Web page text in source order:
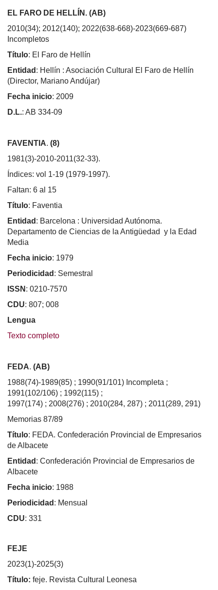
EL FARO DE HELLÍN. (AB)
2010(34); 2012(140); 2022(638-668)-2023(669-687)
Incompletos
Título: El Faro de Hellín
Entidad : Hellín : Asociación Cultural El Faro de Hellín
(Director, Mariano Andújar)
Fecha inicio: 2009
D.L.: AB 334-09
FAVENTIA. (8)
1981(3)-2010-2011(32-33).
Índices: vol 1-19 (1979-1997).
Faltan: 6 al 15
Título: Faventia
Entidad : Barcelona : Universidad Autónoma.
Departamento de Ciencias de la Antigüedad y la Edad
Media
Fecha inicio: 1979
Periodicidad : Semestral
ISSN : 0210-7570
CDU: 807; 008
Lengua
Texto completo
FEDA. (AB)
1988(74)-1989(85) ; 1990(91/101) Incompleta ;
1991(102/106) ; 1992(115) ;
1997(174) ; 2008(276) ; 2010(284, 287) ; 2011(289, 291)
Memorias 87/89
Título: FEDA. Confederación Provincial de Empresarios
de Albacete
Entidad : Confederación Provincial de Empresarios de
Albacete
Fecha inicio: 1988
Periodicidad : Mensual
CDU: 331
FEJE
2023(1)-2025(3)
Título: feje. Revista Cultural Leonesa